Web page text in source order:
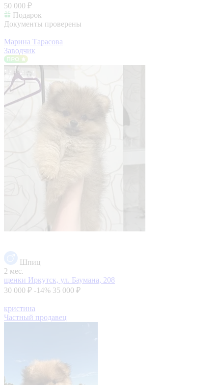
50 000 ₽
Подарок
Документы проверены
Марина Тарасова
Заводчик
Шпиц
2 мес.
щенки Иркутск, ул. Баумана, 208
30 000 ₽ -14% 35 000 ₽
кристина
Частный продавец